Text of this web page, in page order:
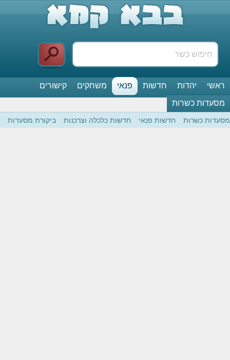
ראשי יהדות חדשות פנאי משחקים
קישורים
מסעדות כשרות
מסעדות כשרות חדשות פנאי חדשות כלכלה וצרכנות ביקורת מסעדות